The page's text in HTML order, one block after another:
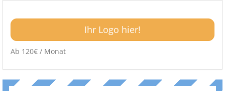
Ihr Logo hier!
Ab 120€ / Monat